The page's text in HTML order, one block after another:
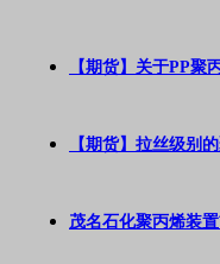
【期货】关于PP聚
【期货】拉丝级别
茂名石化聚丙烯装